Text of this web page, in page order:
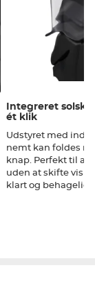
Integreret
ét klik
Udstyret med
nemt kan foldes
knap. Perfekt til at
uden at skifte
klart og behageligt